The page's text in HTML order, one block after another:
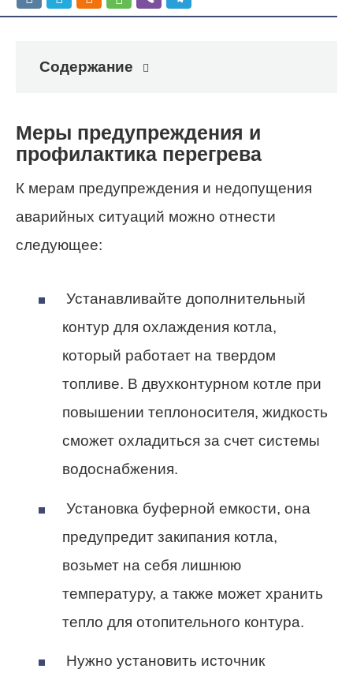
Содержание
Меры предупреждения и
профилактика перегрева
К мерам предупреждения и недопущения
аварийных ситуаций можно отнести
следующее:
Устанавливайте дополнительный
контур для охлаждения котла,
который работает на твердом
топливе. В двухконтурном котле при
повышении теплоносителя, жидкость
сможет охладиться за счет системы
водоснабжения.
Установка буферной емкости, она
предупредит закипания котла,
возьмет на себя лишнюю
температуру, а также может хранить
тепло для отопительного контура.
Нужно установить источник